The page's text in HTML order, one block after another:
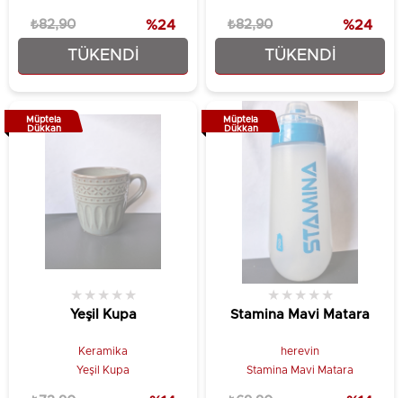
TÜKENDI
₺62,90
₺82,90 %24
TÜKENDI
₺62,90
₺82,90 %24
Yeşil Kupa
★ ★ ★ ★ ★
Keramika
Yeşil Kupa
Müptela
Dükkan
Stamina Mavi Matara
★ ★ ★ ★ ★
herevin
Stamina Mavi Matara
Müptela
Dükkan